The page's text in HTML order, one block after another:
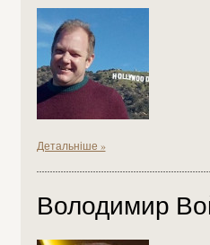
Детальніше »
Володимир